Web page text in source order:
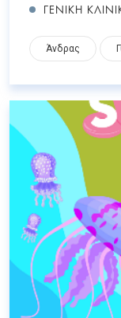
ΓΕΝΙΚΗ
Άνδρας